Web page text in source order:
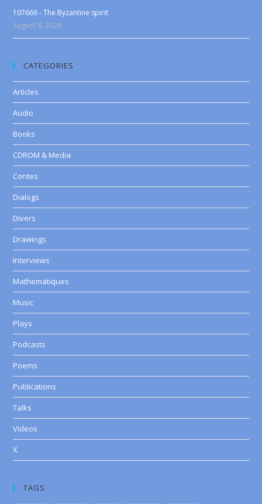
107666 - The Byzantine spirit
August 8, 2026
CATEGORIES
Articles
Audio
Books
CDROM & Media
Contes
Dialogs
Divers
Drawings
Interviews
Mathematiques
Music
Plays
Podcasts
Poems
Publications
Talks
Videos
X
TAGS